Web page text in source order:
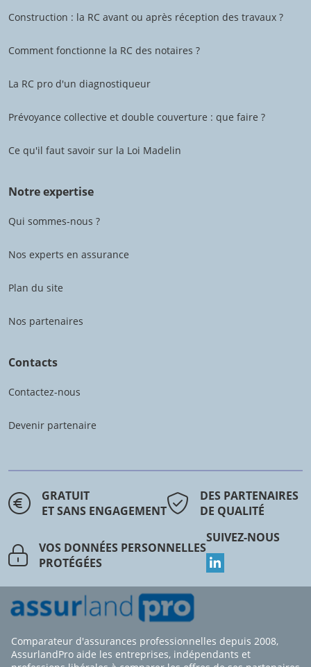
Construction : la RC avant ou après réception des travaux ?
Comment fonctionne la RC des notaires ?
La RC pro d'un diagnostiqueur
Prévoyance collective et double couverture : que faire ?
Ce qu'il faut savoir sur la Loi Madelin
Notre expertise
Qui sommes-nous ?
Nos experts en assurance
Plan du site
Nos partenaires
Contacts
Contactez-nous
Devenir partenaire
GRATUIT
ET SANS ENGAGEMENT
DES PARTENAIRES
DE QUALITÉ
VOS DONNÉES PERSONNELLES
PROTÉGÉES
SUIVEZ-NOUS
Comparateur d'assurances professionnelles depuis 2008,
AssurlandPro aide les entreprises, indépendants et